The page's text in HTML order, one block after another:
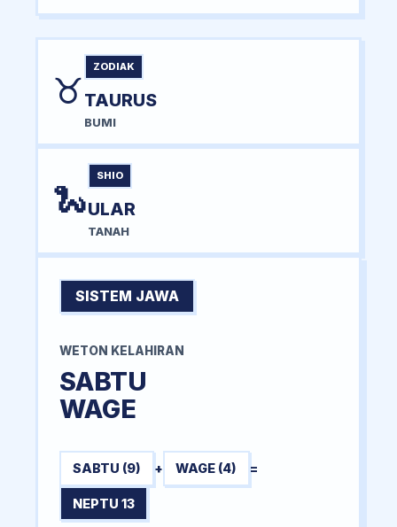
♉
ZODIAK
TAURUS
BUMI
🐍
SHIO
ULAR
TANAH
SISTEM JAWA
WETON KELAHIRAN
SABTU
WAGE
SABTU (9) + WAGE (4) =
NEPTU 13